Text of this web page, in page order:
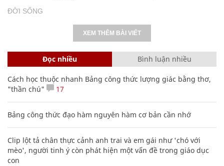
ĐỜI SỐNG
XEM THÊM BÀI VIẾT
Đọc nhiều Bình luận nhiều
Cách học thuộc nhanh Bảng công thức lượng giác bằng thơ,
"thần chú"
17
Bảng công thức đạo hàm nguyên hàm cơ bản cần nhớ
Clip lột tả chân thực cảnh anh trai và em gái như 'chó với
mèo', người tinh ý còn phát hiện một vấn đề trong giáo dục
con